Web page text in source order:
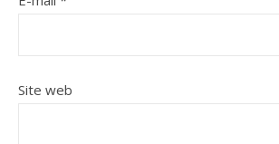
Site web